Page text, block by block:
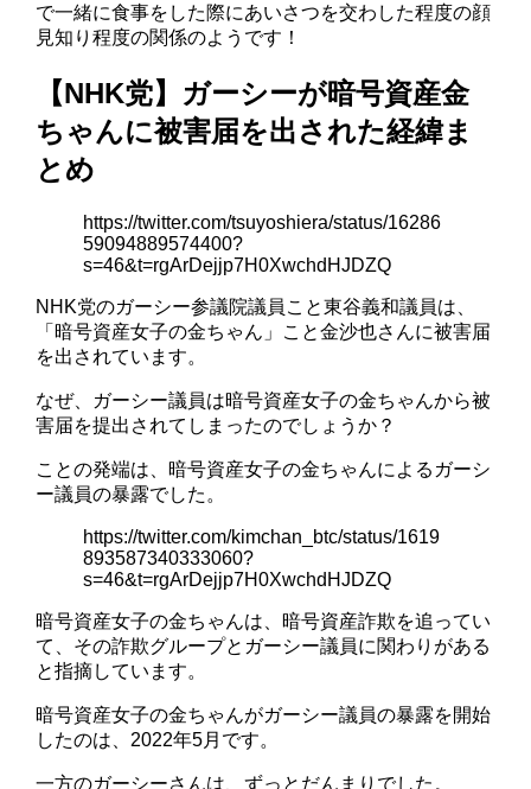
で一緒に食事をした際にあいさつを交わした程度の顔
見知り程度の関係のようです！
【NHK党】ガーシーが暗号資産金
ちゃんに被害届を出された経緯ま
とめ
https://twitter.com/tsuyoshiera/status/16286
59094889574400?
s=46&t=rgArDejjp7H0XwchdHJDZQ
NHK党のガーシー参議院議員こと東谷義和議員は、
「暗号資産女子の金ちゃん」こと金沙也さんに被害届
を出されています。
なぜ、ガーシー議員は暗号資産女子の金ちゃんから被
害届を提出されてしまったのでしょうか？
ことの発端は、暗号資産女子の金ちゃんによるガーシ
ー議員の暴露でした。
https://twitter.com/kimchan_btc/status/1619
893587340333060?
s=46&t=rgArDejjp7H0XwchdHJDZQ
暗号資産女子の金ちゃんは、暗号資産詐欺を追ってい
て、その詐欺グループとガーシー議員に関わりがある
と指摘しています。
暗号資産女子の金ちゃんがガーシー議員の暴露を開始
したのは、2022年5月です。
一方のガーシーさんは、ずっとだんまりでした。